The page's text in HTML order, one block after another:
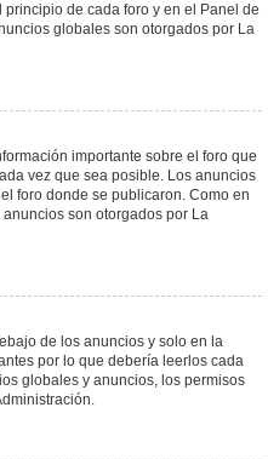
de cada foro y en el Panel de
globales son otorgados por La
importante sobre el foro que
vez que sea posible. Los anuncios
foro donde se publicaron. Como en
son otorgados por La
de los anuncios y solo en la
por lo que debería leerlos cada
globales y anuncios, los permisos